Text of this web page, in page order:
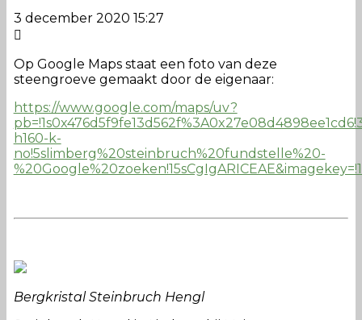
3 december 2020 15:27
Op Google Maps staat een foto van deze
steengroeve gemaakt door de eigenaar:
https://www.google.com/maps/uv?
h160-k-
no!5slimberg%20steinbruch%20fundstelle%20-
Bergkristal Steinbruch Hengl